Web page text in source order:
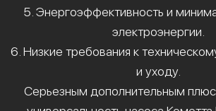
5. Энергоэффективность и
электроэнергии.
6. Низкие требования к
и уходу.
Серьезным дополнительным